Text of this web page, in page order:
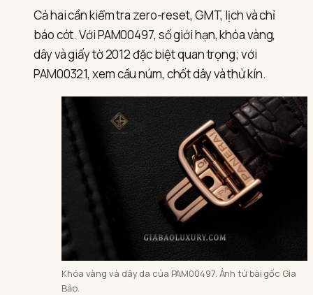
Cả hai cần kiểm tra zero-reset, GMT, lịch và chỉ
báo cót. Với PAM00497, số giới hạn, khóa vàng,
dây và giấy tờ 2012 đặc biệt quan trọng; với
PAM00321, xem cầu núm, chốt dây và thử kín.
Khóa vàng và dây da của PAM00497. Ảnh từ bài gốc Gia
Bảo.